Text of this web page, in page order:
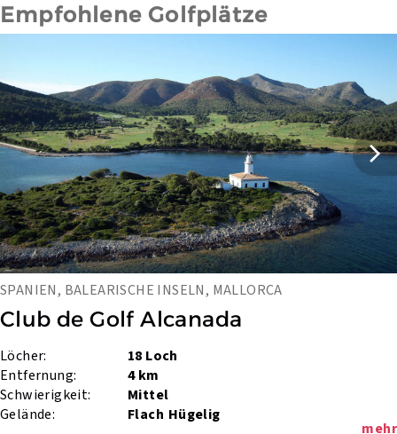
Empfohlene Golfplätze
SPANIEN, BALEARISCHE INSELN, MALLORCA
Club de Golf Alcanada
Löcher:
18 Loch
Entfernung:
4 km
Schwierigkeit:
Mittel
Gelände:
Flach Hügelig
mehr